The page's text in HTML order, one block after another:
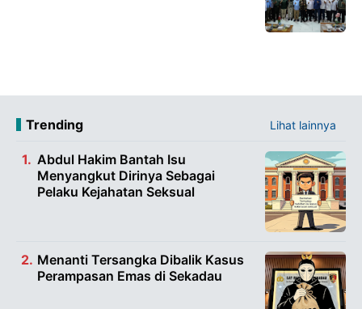
Trending Lihat lainnya
Abdul Hakim Bantah Isu
Menyangkut Dirinya Sebagai
Pelaku Kejahatan Seksual
Menanti Tersangka Dibalik Kasus
Perampasan Emas di Sekadau